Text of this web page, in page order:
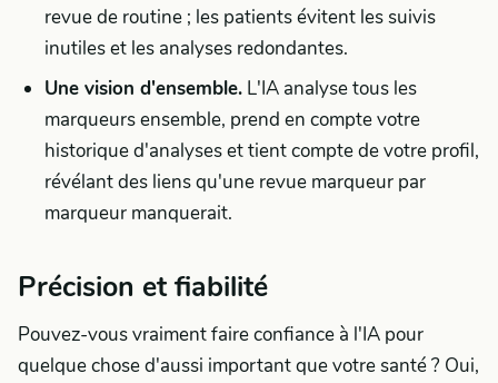
revue de routine ; les patients évitent les suivis
inutiles et les analyses redondantes.
Une vision d'ensemble. L'IA analyse tous les
marqueurs ensemble, prend en compte votre
historique d'analyses et tient compte de votre profil,
révélant des liens qu'une revue marqueur par
marqueur manquerait.
Précision et fiabilité
Pouvez-vous vraiment faire confiance à l'IA pour
quelque chose d'aussi important que votre santé ? Oui,